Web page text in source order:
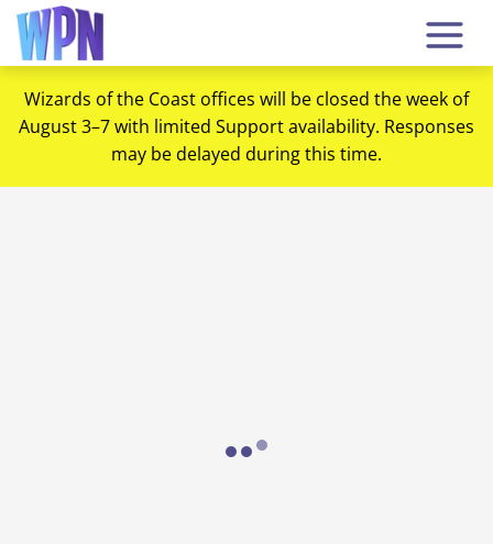
Wizards of the Coast offices will be closed the week of
August 3–7 with limited Support availability. Responses
may be delayed during this time.
Loading...